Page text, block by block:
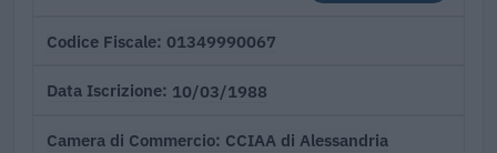
Codice Fiscale 01349990067
Data Iscrizione 10/03/1988
Camera di Commercio CCIAA di Alessandria